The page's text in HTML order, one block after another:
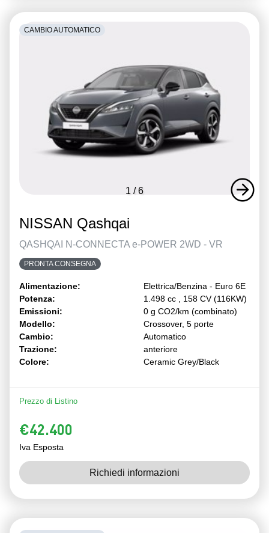
1 /6
CAMBIO AUTOMATICO
NISSAN Qashqai
QASHQAI N-CONNECTA e-POWER 2WD - VR
PRONTA CONSEGNA
Alimentazione:
Elettrica/Benzina - Euro 6E
Potenza:
1.498 cc , 158 CV (116KW)
Emissioni:
0 g CO2/km (combinato)
Modello:
Crossover, 5 porte
Cambio:
Automatico
Trazione:
anteriore
Colore:
Ceramic Grey/Black
Prezzo di Listino
€42.400
Iva Esposta
Richiedi informazioni